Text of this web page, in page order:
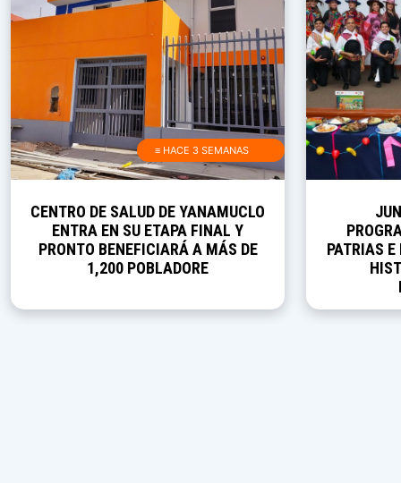
≡ HACE 3 SEMANAS
CENTRO DE SALUD DE YANAMUCLO
ENTRA EN SU ETAPA FINAL Y
PRONTO BENEFICIARÁ A MÁS DE
1,200 POBLADORE
PATRIAS